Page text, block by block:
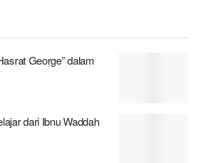
George” dalam
dari Ibnu Waddah